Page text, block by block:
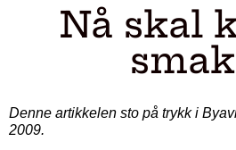
Nå skal
Denne artikkelen sto på trykk i
2009.